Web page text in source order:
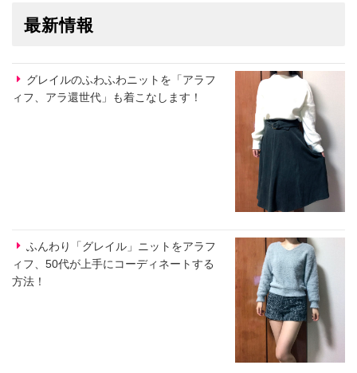
最新情報
グレイルのふわふわニットを「アラフ
ィフ、アラ還世代」も着こなします！
ふんわり「グレイル」ニットをアラフ
ィフ、50代が上手にコーディネートする
方法！